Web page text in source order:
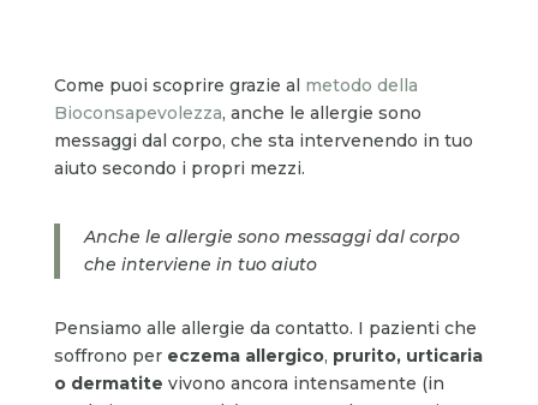
Come puoi scoprire grazie al metodo della
Bioconsapevolezza, anche le allergie sono
messaggi dal corpo, che sta intervenendo in tuo
aiuto secondo i propri mezzi.
Anche le allergie sono messaggi dal corpo
che interviene in tuo aiuto
Pensiamo alle allergie da contatto. I pazienti che
soffrono per eczema allergico, prurito, urticaria
o dermatite vivono ancora intensamente (in